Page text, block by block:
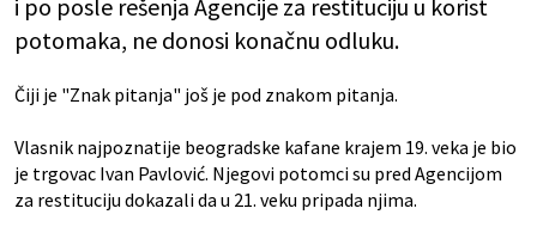
i po posle rešenja Agencije za restituciju u korist
potomaka, ne donosi konačnu odluku.
Čiji je "Znak pitanja" još je pod znakom pitanja.
Vlasnik najpoznatije beogradske kafane krajem 19. veka je bio
je trgovac Ivan Pavlović. Njegovi potomci su pred Agencijom
za restituciju dokazali da u 21. veku pripada njima.